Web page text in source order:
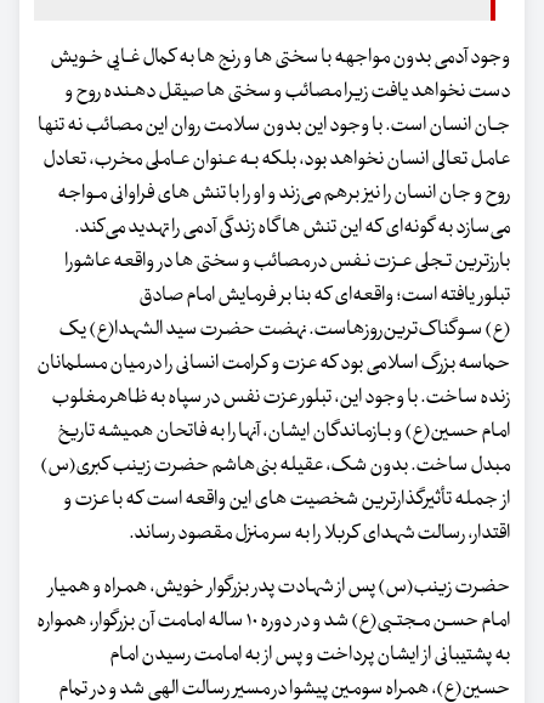
وجود آدمی‌ بدون مواجهه با سختی ها و رنج ها به کمال غـایی خـویش‌
دست نخواهد یافت زیرا مصائب و سختی ها صیقل دهـنده روح و
جـان انسان است. با وجود این بدون‌ سلامت روان‌ این‌ مصائب‌ نه تنها
عامل تعالی انسان نخواهد بود، بلکه بـه عـنوان‌ عـاملی‌ مخرب‌، تعادل
روح و جان انسان را نیز برهم می‌زند و او را با تنش های فراوانی‌ مـواجه
می‌سازد به گونه‌ای‌ که‌ این‌ تنش ها گاه زندگی آدمی را تهدید می‌کند.
بارزترین تـجلی عـزت نـفس‌ در مصائب‌ و سختی ها در واقعه عاشورا
تبلور یافته‌ است؛ واقعه‌ای که بنا بر فرمایش امام صادق
(ع)سـوگناک‌ترین‌روزهاست‌. نهضت حضرت سید الشهدا(ع) یک
حماسه بزرگ اسلامی بود که‌ عزت و کرامت انسانی را در میان مسلمانان
زنده ساخت. با وجود این، تبلور عزت نفس در سپاه به ظاهر مغلوب
امام‌ حسین‌(ع) و بـازماندگان‌ ایشان، آنها را به فاتحان همیشه تاریخ
مبدل ساخت. بدون شک، عقیله بنی‌هاشم حضرت زینب‌ کبری‌(س)
از جمله تأثیرگذارترین شخصیت های این واقعه است که با عزت و
اقتدار، رسالت شهدای‌ کربلا را به سر منزل مقصود رساند.
حضرت زینب(س) پس از شهادت پدر بزرگوار خویش، همراه و همیار
امام حسـن مـجتـبی(ع) شد و در دوره ۱۰ ساله امامت آن بزرگوار، همواره
به پشتیبانی از ایشان پرداخت و پس از به امامت رسیدن امام
حسین(ع)، همراه سومین پیشوا در مسیر رسالت الهی شد و در تمام